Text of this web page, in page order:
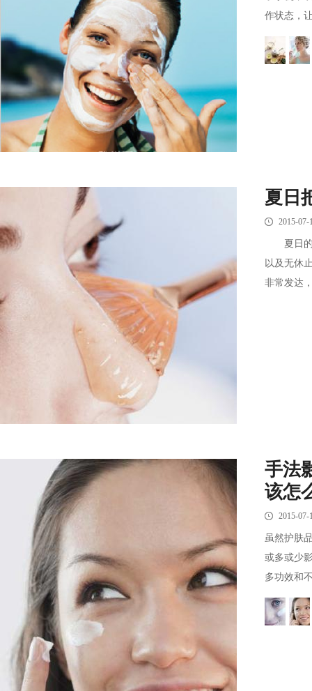
作状态，
夏日
2015-07-
夏日的T
以及无休
非常发达
手法
该怎
2015-07-
虽然护肤
或多或少
多功效和